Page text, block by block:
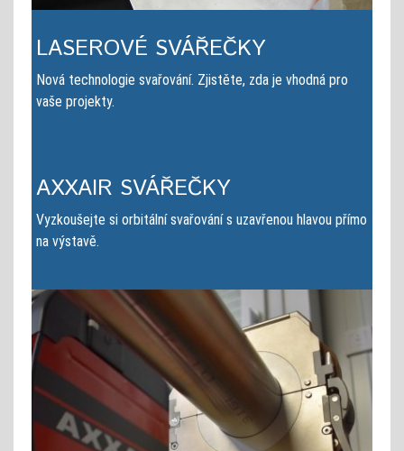
LASEROVÉ SVÁŘEČKY
Nová technologie svařování. Zjistěte, zda je vhodná pro
vaše projekty.
AXXAIR SVÁŘEČKY
Vyzkoušejte si orbitální svařování s uzavřenou hlavou přímo
na výstavě.